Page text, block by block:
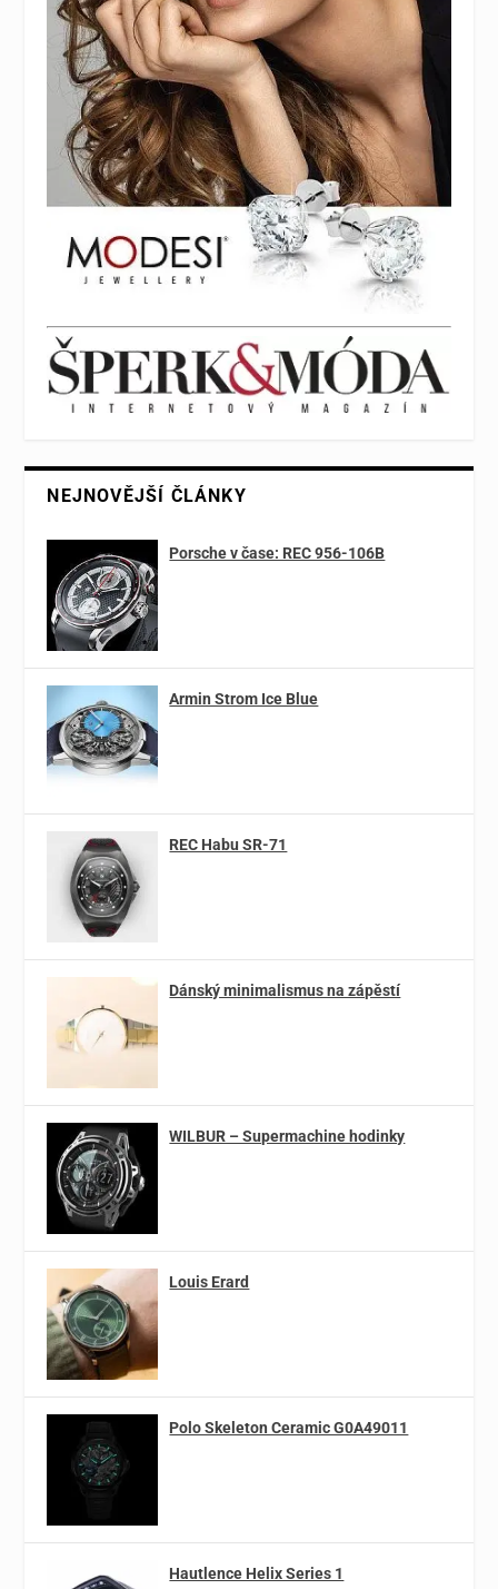
NEJNOVĚJŠÍ ČLÁNKY
Porsche v čase: REC 956-106B
Armin Strom Ice Blue
REC Habu SR-71
Dánský minimalismus na zápěstí
WILBUR – Supermachine hodinky
Louis Erard
Polo Skeleton Ceramic G0A49011
Hautlence Helix Series 1